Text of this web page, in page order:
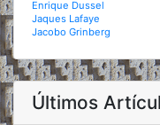
Enrique Dussel
Jaques Lafaye
Jacobo Grinberg
Últimos